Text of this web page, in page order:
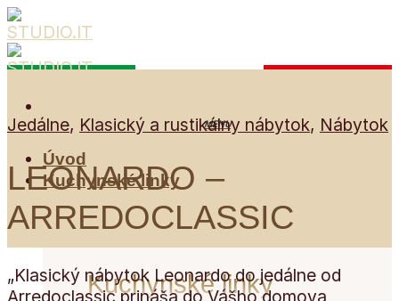
Skip
to
content
Úvod
Kuchynské linky
Kuchynské linky
Jedálne, Klasický a rustikálny nábytok, Nábytok
LEONARDO –
ARREDOCLASSIC
„Klasický nábytok Leonardo do jedálne od
Arredoclassic prináša do Vášho domova